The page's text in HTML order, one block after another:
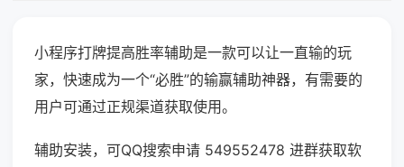
小程序打牌提高胜率辅助是一款可以让一直输的玩
家，快速成为一个“必胜”的输赢辅助神器，有需要的
用户可通过正规渠道获取使用。
辅助安装，可QQ搜索申请 549552478 进群获取软